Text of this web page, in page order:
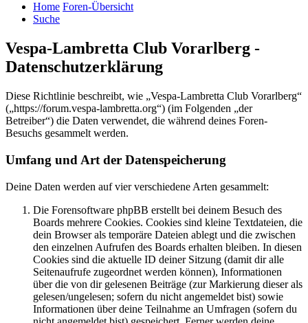
Home Foren-Übersicht
Suche
Vespa-Lambretta Club Vorarlberg -
Datenschutzerklärung
Diese Richtlinie beschreibt, wie „Vespa-Lambretta Club Vorarlberg“
(„https://forum.vespa-lambretta.org“) (im Folgenden „der
Betreiber“) die Daten verwendet, die während deines Foren-
Besuchs gesammelt werden.
Umfang und Art der Datenspeicherung
Deine Daten werden auf vier verschiedene Arten gesammelt:
Die Forensoftware phpBB erstellt bei deinem Besuch des
Boards mehrere Cookies. Cookies sind kleine Textdateien, die
dein Browser als temporäre Dateien ablegt und die zwischen
den einzelnen Aufrufen des Boards erhalten bleiben. In diesen
Cookies sind die aktuelle ID deiner Sitzung (damit dir alle
Seitenaufrufe zugeordnet werden können), Informationen
über die von dir gelesenen Beiträge (zur Markierung dieser als
gelesen/ungelesen; sofern du nicht angemeldet bist) sowie
Informationen über deine Teilnahme an Umfragen (sofern du